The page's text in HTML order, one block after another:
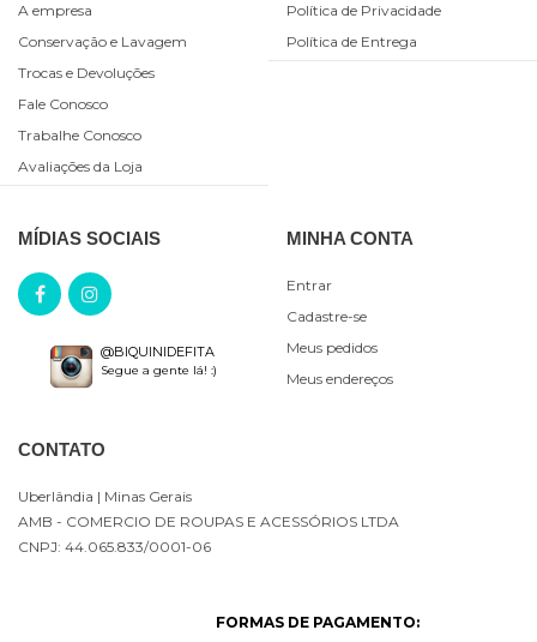
A empresa
Conservação e Lavagem
Trocas e Devoluções
Fale Conosco
Trabalhe Conosco
Avaliações da Loja
Política de Privacidade
Política de Entrega
MÍDIAS SOCIAIS
@BIQUINIDEFITA
Segue a gente lá! :)
MINHA CONTA
Entrar
Cadastre-se
Meus pedidos
Meus endereços
CONTATO
Uberlândia | Minas Gerais
AMB - COMERCIO DE ROUPAS E ACESSÓRIOS LTDA
CNPJ: 44.065.833/0001-06
FORMAS DE PAGAMENTO: